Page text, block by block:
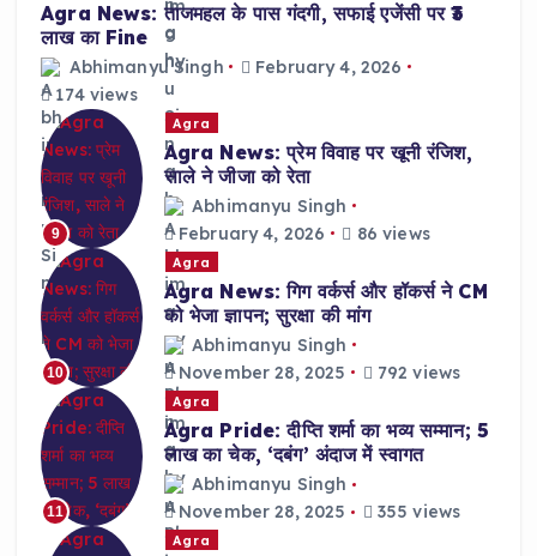
Agra News: ताजमहल के पास गंदगी, सफाई एजेंसी पर ₹3
लाख का Fine
Abhimanyu Singh
February 4, 2026
174 views
9
Agra
Agra News: प्रेम विवाह पर खूनी रंजिश,
साले ने जीजा को रेता
Abhimanyu Singh
February 4, 2026
86 views
10
Agra
Agra News: गिग वर्कर्स और हॉकर्स ने CM
को भेजा ज्ञापन; सुरक्षा की मांग
Abhimanyu Singh
November 28, 2025
792 views
11
Agra
Agra Pride: दीप्ति शर्मा का भव्य सम्मान; 5
लाख का चेक, ‘दबंग’ अंदाज में स्वागत
Abhimanyu Singh
November 28, 2025
355 views
Agra